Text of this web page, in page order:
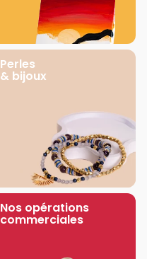
Perles
& bijoux
Nos opérations
commerciales